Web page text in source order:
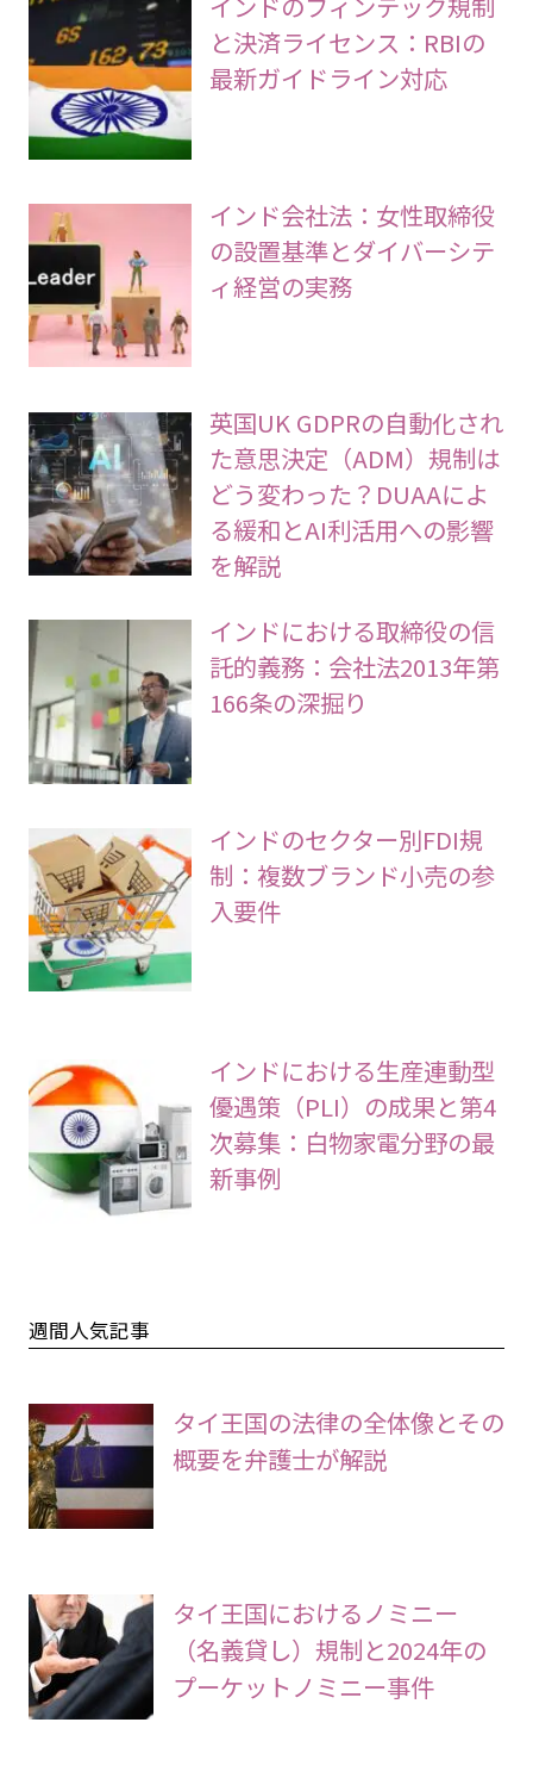
と決済ライセンス：RBIの
最新ガイドライン対応
インド会社法：女性取締役
の設置基準とダイバーシテ
ィ経営の実務
英国UK GDPRの自動化され
た意思決定（ADM）規制は
どう変わった？DUAAによ
る緩和とAI利活用への影響
を解説
インドにおける取締役の信
託的義務：会社法2013年第
166条の深掘り
インドのセクター別FDI規
制：複数ブランド小売の参
入要件
インドにおける生産連動型
優遇策（PLI）の成果と第4
次募集：白物家電分野の最
新事例
週間人気記事
タイ王国の法律の全体像とその
概要を弁護士が解説
タイ王国におけるノミニー
（名義貸し）規制と2024年の
プーケットノミニー事件